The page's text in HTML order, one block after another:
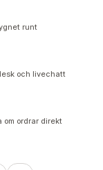
runt
och livechatt
om ordrar direkt